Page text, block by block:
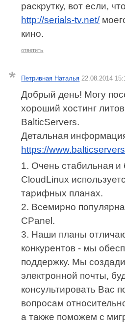
раскрутку, вот если,
http://serials-tv.net/
кино.
ответить
Петривная Наталья 22.08.2014
Добрый день! Могу
хороший хостинг
BalticServers.
Детальная
https://
1. Очень стабильная и
CloudLinux
тарифных планах.
2. Всемирно
CPanel.
3. Наши планы
конкурентов - мы
поддержку. Мы
электронной почты,
консультировать Вас
вопросам
а также поможем с